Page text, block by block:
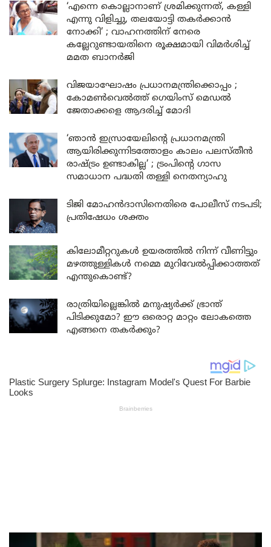
‘എന്നെ കൊല്ലാനാണ് ശ്രമിക്കുന്നത്, കള്ളി
എന്നു വിളിച്ചു, തലയോട്ടി തകർക്കാൻ
നോക്കി’ ; വാഹനത്തിന് നേരെ
കല്ലേറുണ്ടായതിനെ രൂക്ഷമായി വിമർശിച്ച്
മമത ബാനർജി
വിജയാഘോഷം പ്രധാനമന്ത്രിക്കൊപ്പം ;
കോമൺവെൽത്ത് ഗെയിംസ് മെഡൽ
ജേതാക്കളെ ആദരിച്ച് മോദി
‘ഞാൻ ഇസ്രായേലിന്റെ പ്രധാനമന്ത്രി
ആയിരിക്കുന്നിടത്തോളം കാലം പലസ്തീൻ
രാഷ്ട്രം ഉണ്ടാകില്ല’ ; ട്രംപിന്റെ ഗാസ
സമാധാന പദ്ധതി തള്ളി നെതന്യാഹു
ടിജി മോഹൻദാസിനെതിരെ പോലീസ് നടപടി;
പ്രതിഷേധം ശക്തം
കിലോമീറ്ററുകൾ ഉയരത്തിൽ നിന്ന് വീണിട്ടും
മഴത്തുള്ളികൾ നമ്മെ മുറിവേൽപ്പിക്കാത്തത്
എന്തുകൊണ്ട്?
രാത്രിയില്ലെങ്കിൽ മനുഷ്യർക്ക് ഭ്രാന്ത്
പിടിക്കുമോ? ഈ ഒരൊറ്റ മാറ്റം ലോകത്തെ
എങ്ങനെ തകർക്കും?